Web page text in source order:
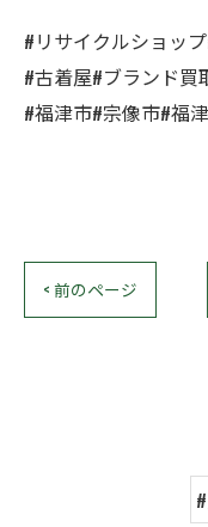
#リサイクルショッ
#古着屋#ブランド買
#福津市#宗像市#福
< 前のページ